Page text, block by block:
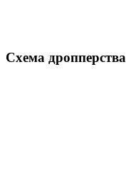
Схема дропперства